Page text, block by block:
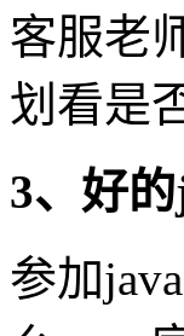
客服老
划看是
3、好
参加